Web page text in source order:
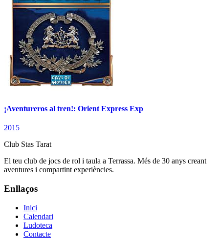
¡Aventureros al tren!: Orient Express Exp
2015
Club Stas Tarat
El teu club de jocs de rol i taula a Terrassa. Més de 30 anys creant
aventures i compartint experiències.
Enllaços
Inici
Calendari
Ludoteca
Contacte